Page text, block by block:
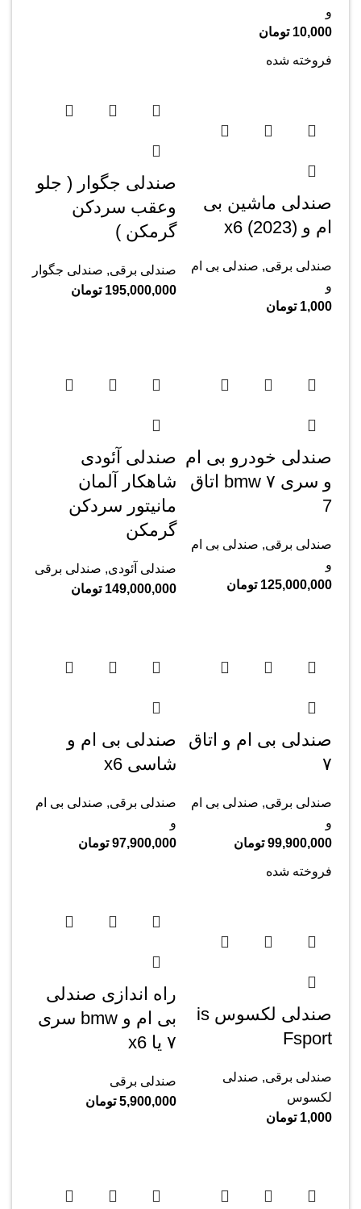
و
10,000 تومان
فروخته شده
صندلی ماشین بی
ام و x6 (2023)
صندلی برقی, صندلی بی ام
و
1,000 تومان
صندلی جگوار ( جلو
وعقب سردکن
گرمکن )
صندلی برقی, صندلی جگوار
195,000,000 تومان
صندلی خودرو بی ام
و سری ۷ bmw اتاق
‌7
صندلی برقی, صندلی بی ام
و
125,000,000 تومان
صندلی آئودی
شاهکار آلمان
مانیتور سردکن
گرمکن
صندلی آئودی, صندلی برقی
149,000,000 تومان
صندلی بی ام و اتاق
۷
صندلی برقی, صندلی بی ام
و
99,900,000 تومان
صندلی بی ام و
شاسی x6
صندلی برقی, صندلی بی ام
و
97,900,000 تومان
فروخته شده
صندلی لکسوس is
Fsport
صندلی برقی, صندلی
لکسوس
1,000 تومان
راه اندازی صندلی
بی ام و bmw سری
۷ یا x6
صندلی برقی
5,900,000 تومان